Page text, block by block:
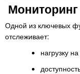
Одной из ключевых
отслеживает:
нагрузку